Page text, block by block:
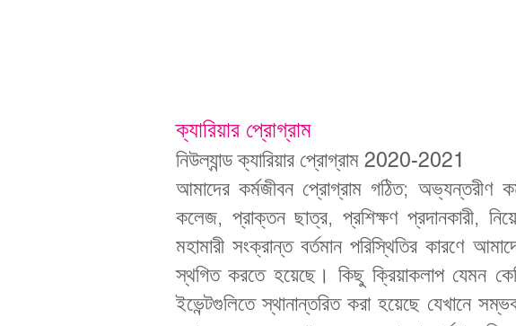
ক্যারিয়ার প্রোগ্রাম
নিউল্যান্ড ক্যারিয়ার প্রোগ্রাম 2020-2021
আমাদের কর্মজীবন প্রোগ্রাম গঠিত; অভ্যন্তরীণ
কলেজ, প্রাক্তন ছাত্র, প্রশিক্ষণ প্রদানকারী,
মহামারী সংক্রান্ত বর্তমান পরিস্থিতির কারণে
স্থগিত করতে হয়েছে। কিছু ক্রিয়াকলাপ যেমন
ইভেন্টগুলিতে স্থানান্তরিত করা হয়েছে যেখানে